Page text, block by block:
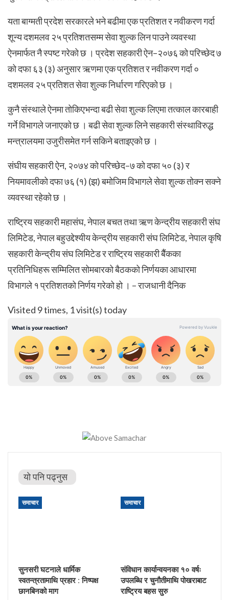
यता बाग्मती प्रदेश सरकारले भने बढीमा एक प्रतिशत र नवीकरण गर्दा
शून्य दशमलव २५ प्रतिशतसम्म सेवा शुल्क लिन पाउने व्यवस्था
ऐनमार्फत नै स्पष्ट गरेको छ । प्रदेश सहकारी ऐन–२०७६ को परिच्छेद ७
को दफा ६३ (३) अनुसार ऋणमा एक प्रतिशत र नवीकरण गर्दा ०
दशमलव २५ प्रतिशत सेवा शुल्क निर्धारण गरिएको छ ।
कुनै संस्थाले ऐनमा तोकिएभन्दा बढी सेवा शुल्क लिएमा तत्काल कारबाही
गर्ने विभागले जनाएको छ । बढी सेवा शुल्क लिने सहकारी संस्थाविरुद्ध
मन्त्रालयमा उजुरीसमेत गर्न सकिने बताइएको छ ।
संघीय सहकारी ऐन, २०७४ को परिच्छेद–७ को दफा ५० (३) र
नियमावलीको दफा ७६ (१) (झ) बमोजिम विभागले सेवा शुल्क तोक्न सक्ने
व्यवस्था रहेको छ ।
राष्ट्रिय सहकारी महासंघ, नेपाल बचत तथा ऋण केन्द्रीय सहकारी संघ
लिमिटेड, नेपाल बहुउद्देश्यीय केन्द्रीय सहकारी संघ लिमिटेड, नेपाल कृषि
सहकारी केन्द्रीय संघ लिमिटेड र राष्ट्रिय सहकारी बैैंकका
प्रतिनिधिहरू सम्मिलित सोमबारको बैठकको निर्णयका आधारमा
विभागले १ प्रतिशतको निर्णय गरेको हो । – राजधानी दैनिक
Visited 9 times, 1 visit(s) today
यो पनि पढ्नुस
समाचार
सुनसरी घटनाले धार्मिक
स्वतन्त्रतामाथि प्रहार : निष्पक्ष
छानबिनको माग
समाचार
संविधान कार्यान्वयनका १० वर्षः
उपलब्धि र चुनौतीमाथि पोखराबाट
राष्ट्रिय बहस सुरु